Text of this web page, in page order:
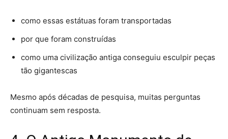
como essas estátuas foram transportadas
por que foram construídas
como uma civilização antiga conseguiu esculpir peças
tão gigantescas
Mesmo após décadas de pesquisa, muitas perguntas
continuam sem resposta.